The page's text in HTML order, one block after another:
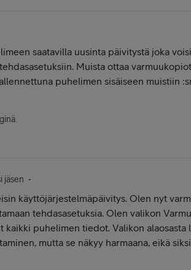
saatavilla uusinta päivitystä joka
Muista ottaa
puhelimen sisäiseen muistiin
jäsen
käyttöjärjestelmäpäivitys. Olen nyt
tehdasasetuksia. Olen valikon
kaikki puhelimen tiedot. Valikon alaosasta
mutta se näkyy harmaana, eikä